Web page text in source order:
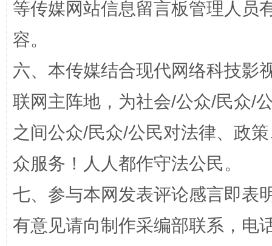
如何以同查同治破解风腐交织难题 养老服
一颗心始终滚烫 还
等传媒网站信息留言板管理人员
容。
六、本传媒结合现代网络科技影
联网主阵地，为社会/公众/民众/
之间公众/民众/公民对法律、政
众服务！人人都作守法公民。
七、参与本网发表评论感言即表
有意见请向制作采编部联系，电